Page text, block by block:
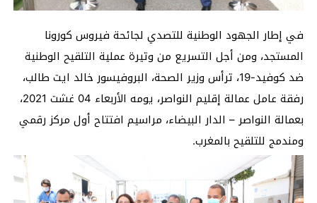
في إطار الجهود الوطنية للتصدي لجائحة فيروس كورونا
المستجد، ومن أجل التسريع من وتيرة عملية التلقيح الوطنية
ضد كوفيد-19، ترأس وزير الصحة، البروفيسور خالد ايت طالب،
رفقة عامل عمالة إقليم النواصر، يومه الأربعاء 04 غشت 2021،
بعمالة النواصر – الدار البيضاء، مراسيم افتتاح أول مركز رقمي
ومندمج للتلقيح بالمغرب.